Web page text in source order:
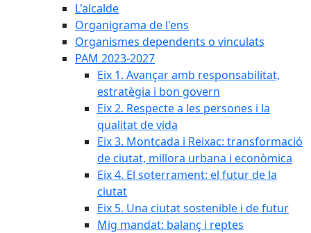
L'alcalde
Organigrama de l'ens
Organismes dependents o vinculats
PAM 2023-2027
Eix 1. Avançar amb responsabilitat,
estratègia i bon govern
Eix 2. Respecte a les persones i la
qualitat de vida
Eix 3. Montcada i Reixac: transformació
de ciutat, millora urbana i econòmica
Eix 4. El soterrament: el futur de la
ciutat
Eix 5. Una ciutat sostenible i de futur
Mig mandat: balanç i reptes